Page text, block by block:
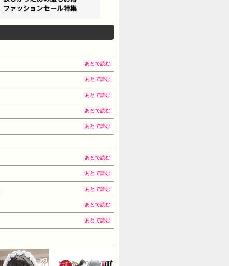
あとで読む
あとで読む
あとで読む
あとで読む
あとで読む
あとで読む
あとで読む
あとで読む
あとで読む
あとで読む